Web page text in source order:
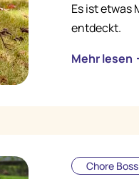
Es ist etwas
entdeckt.
Mehr lesen
Chore Boss